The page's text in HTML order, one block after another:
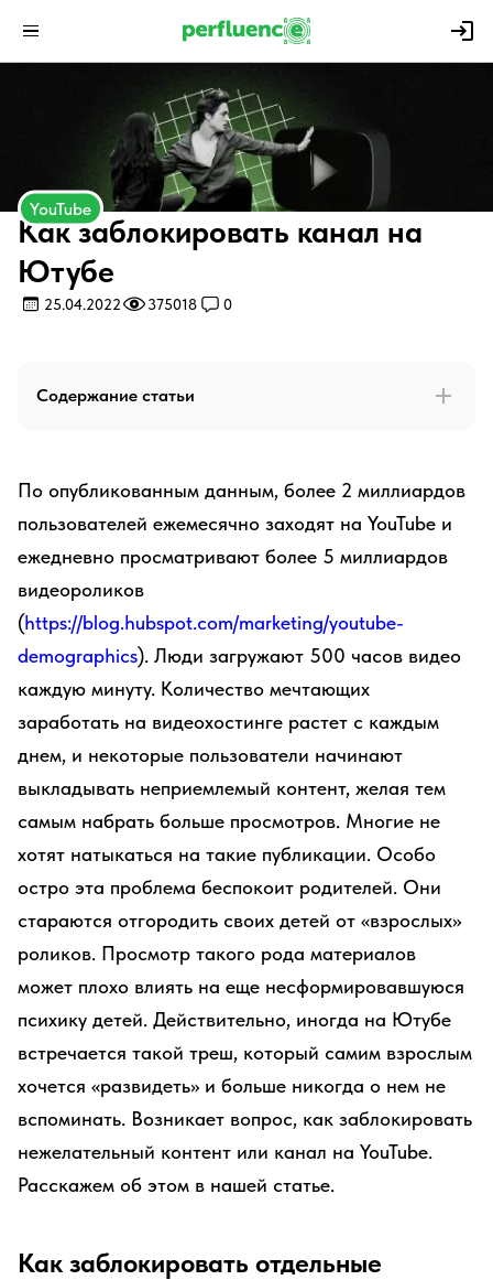
YouTube
Как заблокировать канал на
Ютубе
25.04.2022 375018 0
Содержание статьи
По опубликованным данным, более 2 миллиардов
пользователей ежемесячно заходят на YouTube и
ежедневно просматривают более 5 миллиардов
видеороликов
(https://blog.hubspot.com/marketing/youtube-
demographics). Люди загружают 500 часов видео
каждую минуту. Количество мечтающих
заработать на видеохостинге растет с каждым
днем, и некоторые пользователи начинают
выкладывать неприемлемый контент, желая тем
самым набрать больше просмотров. Многие не
хотят натыкаться на такие публикации. Особо
остро эта проблема беспокоит родителей. Они
стараются отгородить своих детей от «взрослых»
роликов. Просмотр такого рода материалов
может плохо влиять на еще несформировавшуюся
психику детей. Действительно, иногда на Ютубе
встречается такой треш, который самим взрослым
хочется «развидеть» и больше никогда о нем не
вспоминать. Возникает вопрос, как заблокировать
нежелательный контент или канал на YouTube.
Расскажем об этом в нашей статье.
Как заблокировать отдельные